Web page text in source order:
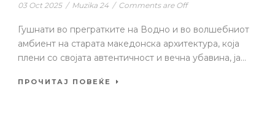
03 Oct 2025 / Muzika 24 / Comments are Off
Гушнати во прегратките на Водно и во волшебниот
амбиент на старата македонска архитектура, која
плени со својата автентичност и вечна убавина, ја...
ПРОЧИТАЈ ПОВЕЌЕ